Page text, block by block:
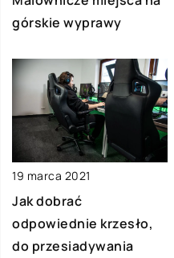
górskie wyprawy
19 marca 2021
Jak dobrać
odpowiednie krzesło,
do przesiadywania